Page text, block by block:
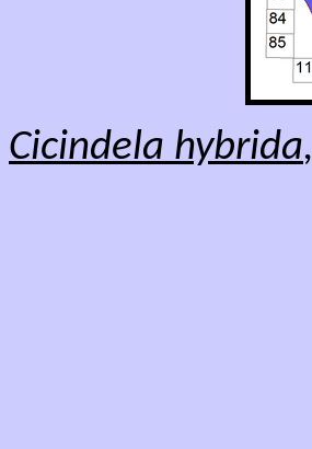
Cicindela hybrida,